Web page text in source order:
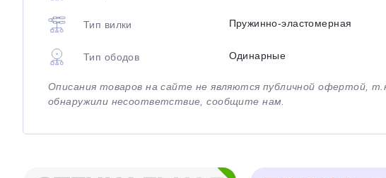
Тип вилки Пружинно-эластомерная
Тип ободов Одинарные
Описания товаров на сайте не являются публичной офертой,
обнаружили несоответствие, сообщите нам.